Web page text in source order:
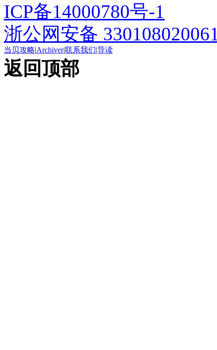
ICP备14000780号-1
浙公网安备
当贝攻略|Archiver|联系我们|导读
返回顶部